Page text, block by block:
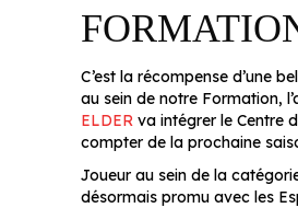
C’est la récompense d’une
au sein de notre Formation,
ELDER va intégrer le Centre
compter de la prochaine
Joueur au sein de la
désormais promu avec les